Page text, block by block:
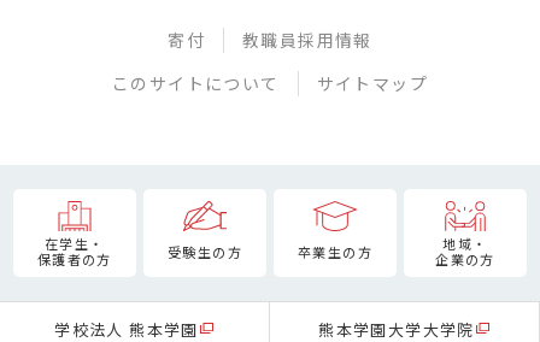
寄付
教職員採用情報
このサイトについて
サイトマップ
在学生・
保護者の方
受験生の方 卒業生の方
地域・
企業の方
学校法人 熊本学園 熊本学園大学大学院